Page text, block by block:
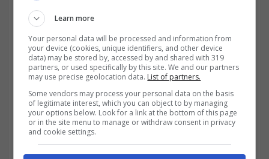
Assegno successorio, che cos’è e a chi spetta: tutti i
chiarimenti in merito-trading.it
Learn more
Your personal data will be processed and information from
your device (cookies, unique identifiers, and other device
data) may be stored by, accessed by and shared with 319
partners, or used specifically by this site. We and our partners
may use precise geolocation data. List of partners.
Some vendors may process your personal data on the basis
of legitimate interest, which you can object to by managing
your options below. Look for a link at the bottom of this page
or in the site menu to manage or withdraw consent in privacy
and cookie settings.